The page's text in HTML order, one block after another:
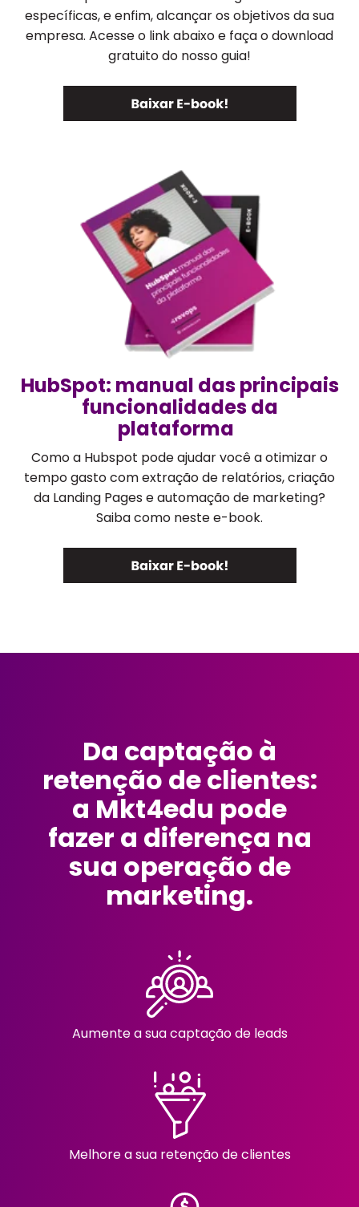
específicas, e enfim, alcançar os objetivos da sua
empresa. Acesse o link abaixo e faça o download
gratuito do nosso guia!
HubSpot: manual das principais
funcionalidades da
plataforma
Como a Hubspot pode ajudar você a otimizar o
tempo gasto com extração de relatórios, criação
da Landing Pages e automação de marketing?
Saiba como neste e-book.
Da captação à
retenção de clientes:
a Mkt4edu pode
fazer a diferença na
sua operação de
marketing.
Aumente a sua captação de leads
Melhore a sua retenção de clientes